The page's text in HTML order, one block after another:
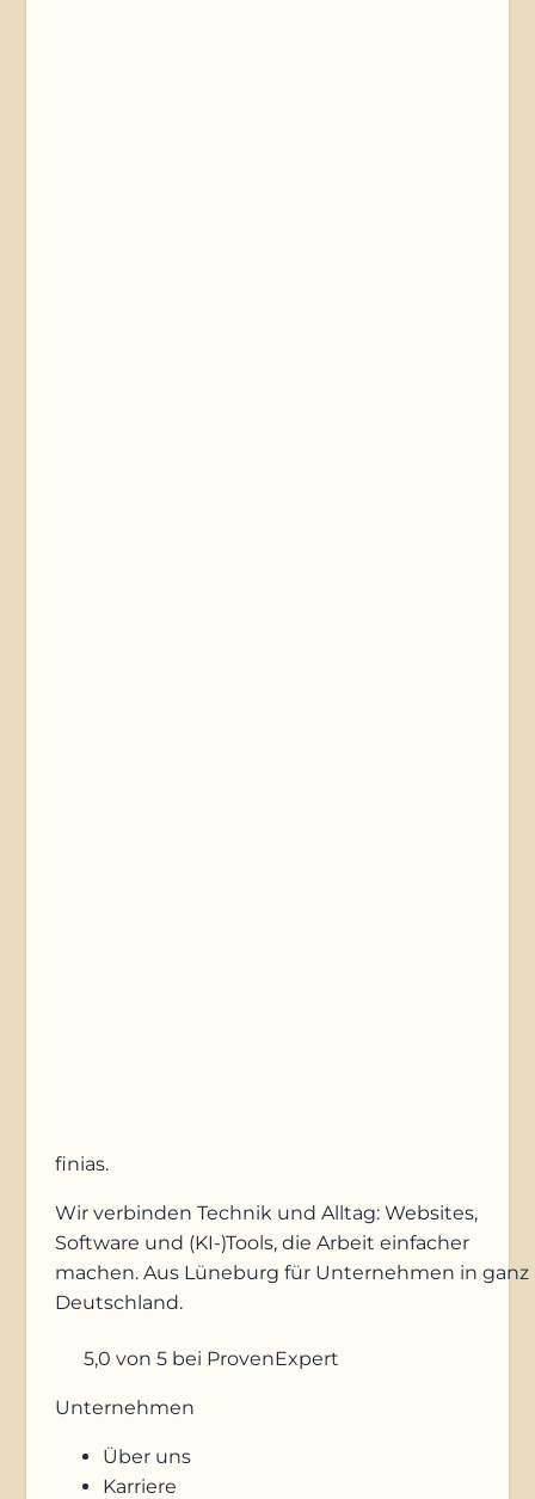
finias.
Wir verbinden Technik und Alltag: Websites,
Software und (KI-)Tools, die Arbeit einfacher
machen. Aus Lüneburg für Unternehmen in ganz
Deutschland.
5,0 von 5 bei ProvenExpert
Unternehmen
Über uns
Karriere